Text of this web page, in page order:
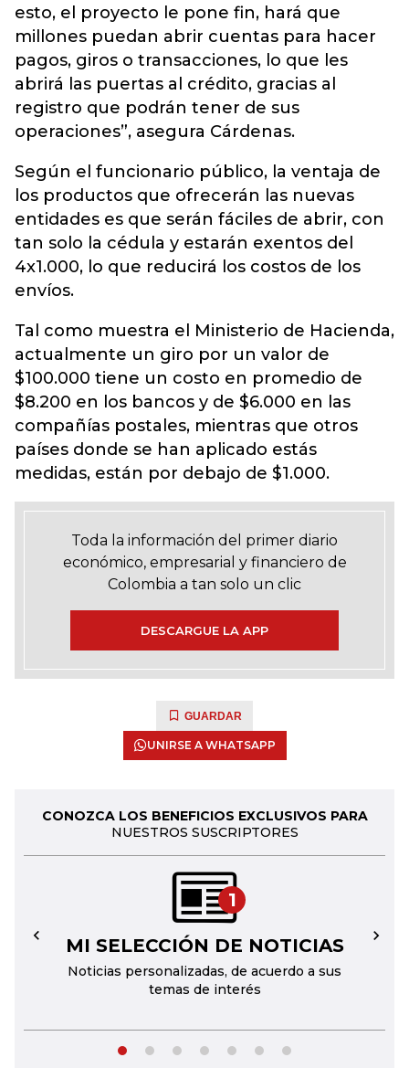
esto, el proyecto le pone fin, hará que
millones puedan abrir cuentas para hacer
pagos, giros o transacciones, lo que les
abrirá las puertas al crédito, gracias al
registro que podrán tener de sus
operaciones”, asegura Cárdenas.
Según el funcionario público, la ventaja de
los productos que ofrecerán las nuevas
entidades es que serán fáciles de abrir, con
tan solo la cédula y estarán exentos del
4x1.000, lo que reducirá los costos de los
envíos.
Tal como muestra el Ministerio de Hacienda,
actualmente un giro por un valor de
$100.000 tiene un costo en promedio de
$8.200 en los bancos y de $6.000 en las
compañías postales, mientras que otros
países donde se han aplicado estás
medidas, están por debajo de $1.000.
Toda la información del primer diario
económico, empresarial y financiero de
Colombia a tan solo un clic
DESCARGUE LA APP
GUARDAR
UNIRSE A WHATSAPP
CONOZCA LOS BENEFICIOS EXCLUSIVOS PARA
NUESTROS SUSCRIPTORES
1
MI SELECCIÓN DE NOTICIAS
Noticias personalizadas, de acuerdo a sus
temas de interés
← →